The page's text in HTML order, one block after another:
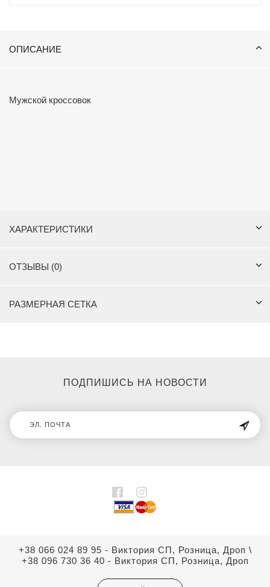
ОПИСАНИЕ
Мужской кроссовок
ХАРАКТЕРИСТИКИ
ОТЗЫВЫ (0)
РАЗМЕРНАЯ СЕТКА
ПОДПИШИСЬ НА НОВОСТИ
+38 066 024 89 95 - Виктория СП, Розница, Дроп \
+38 096 730 36 40 - Виктория СП, Розница, Дроп